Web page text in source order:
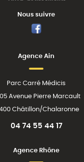
Nous suivre
Facebook
Agence Ain
Parc Carré Médicis
Avenue Pierre Marcault
Châtillon/Chalaronne
04 74 55 44 17
Agence Rhône